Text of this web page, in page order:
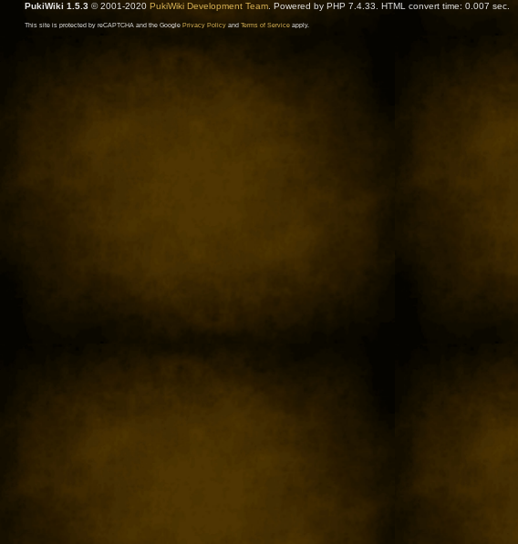
PukiWiki 1.5.3© 2001-2020 PukiWiki Development Team. Powered by PHP 7.4.33. HTML convert time: 0.007 sec.
This site is protected by reCAPTCHA and the Google Privacy Policyand Terms of Serviceapply.